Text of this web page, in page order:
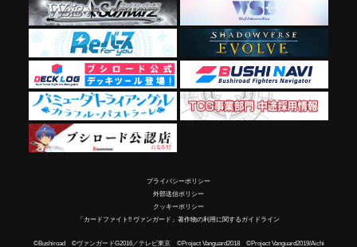
プライバシーポリシー
外部送信ポリシー
クッキーポリシー
「カードファイト!! ヴァンガード」著作物の利用に関するガイドライン
©Bushiroad ©ヴァンガードG2016／テレビ東京 ©Project Vanguard2018 ©Project Vanguard2019/Aichi